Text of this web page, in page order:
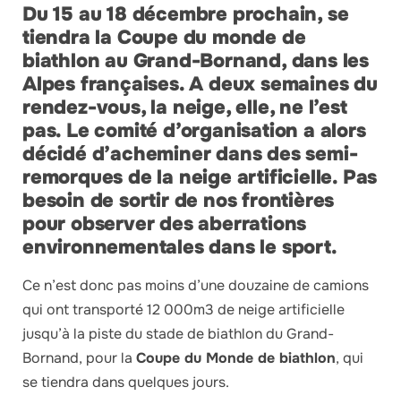
Du 15 au 18 décembre prochain, se
tiendra la Coupe du monde de
biathlon au Grand-Bornand, dans les
Alpes françaises. A deux semaines du
rendez-vous, la neige, elle, ne l’est
pas. Le comité d’organisation a alors
décidé d’acheminer dans des semi-
remorques de la neige artificielle. Pas
besoin de sortir de nos frontières
pour observer des aberrations
environnementales dans le sport.
Ce n’est donc pas moins d’une douzaine de camions
qui ont transporté 12 000m3 de neige artificielle
jusqu’à la piste du stade de biathlon du Grand-
Bornand, pour la Coupe du Monde de biathlon, qui
se tiendra dans quelques jours.